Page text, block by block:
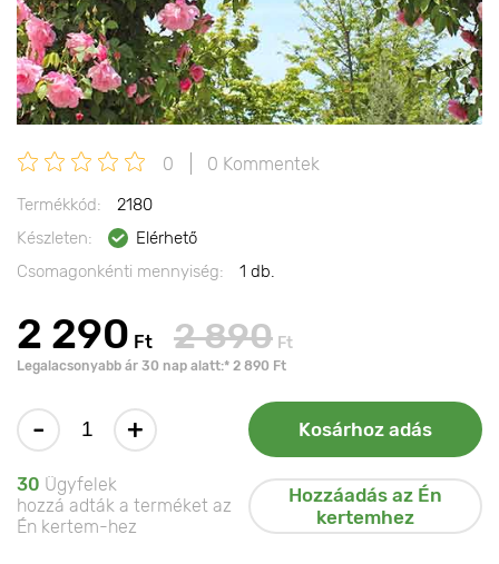
0 0 Kommentek
Termékkód:
2180
Készleten:
Elérhető
Csomagonkénti mennyiség:
1 db.
2 290 Ft 2 890 Ft
Legalacsonyabb ár 30 nap alatt:* 2 890 Ft
- + Kosárhoz adás
30 Ügyfelek
hozzá adták a terméket az
Én kertem-hez
Hozzáadás az Én
kertemhez